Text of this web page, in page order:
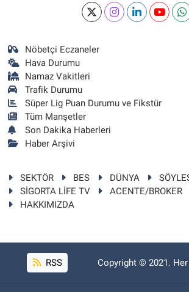
Nöbetçi Eczaneler
Hava Durumu
Namaz Vakitleri
Trafik Durumu
Süper Lig Puan Durumu ve Fikstür
Tüm Manşetler
Son Dakika Haberleri
Haber Arşivi
SEKTÖR BES DÜNYA
SİGORTA LİFE TV
ACENTE/BROKER
HAKKIMIZDA
RSS Copyright © 2021. Her